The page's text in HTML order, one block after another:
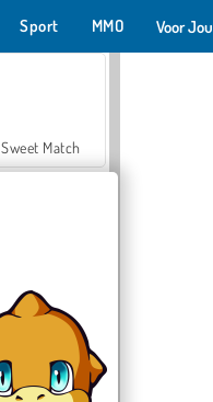
Sport MMO Voor Jou
Sweet Match
Zen Solitaire